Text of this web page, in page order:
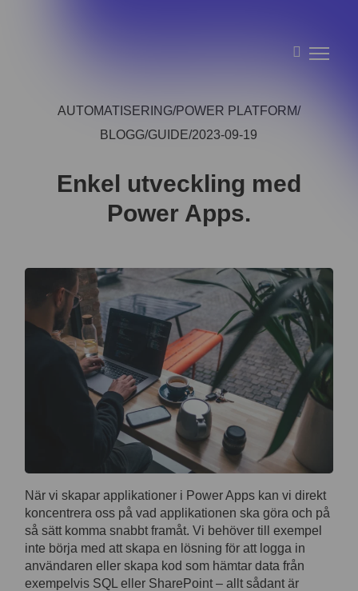
2023-09-19
BLOGG GUIDE
AUTOMATISERING POWER PLATFORM
Enkel utveckling med
Power Apps.
När vi skapar applikationer i Power Apps kan vi direkt
koncentrera oss på vad applikationen ska göra och på
så sätt komma snabbt framåt. Vi behöver till exempel
inte börja med att skapa en lösning för att logga in
användaren eller skapa kod som hämtar data från
exempelvis SQL eller SharePoint – allt sådant är